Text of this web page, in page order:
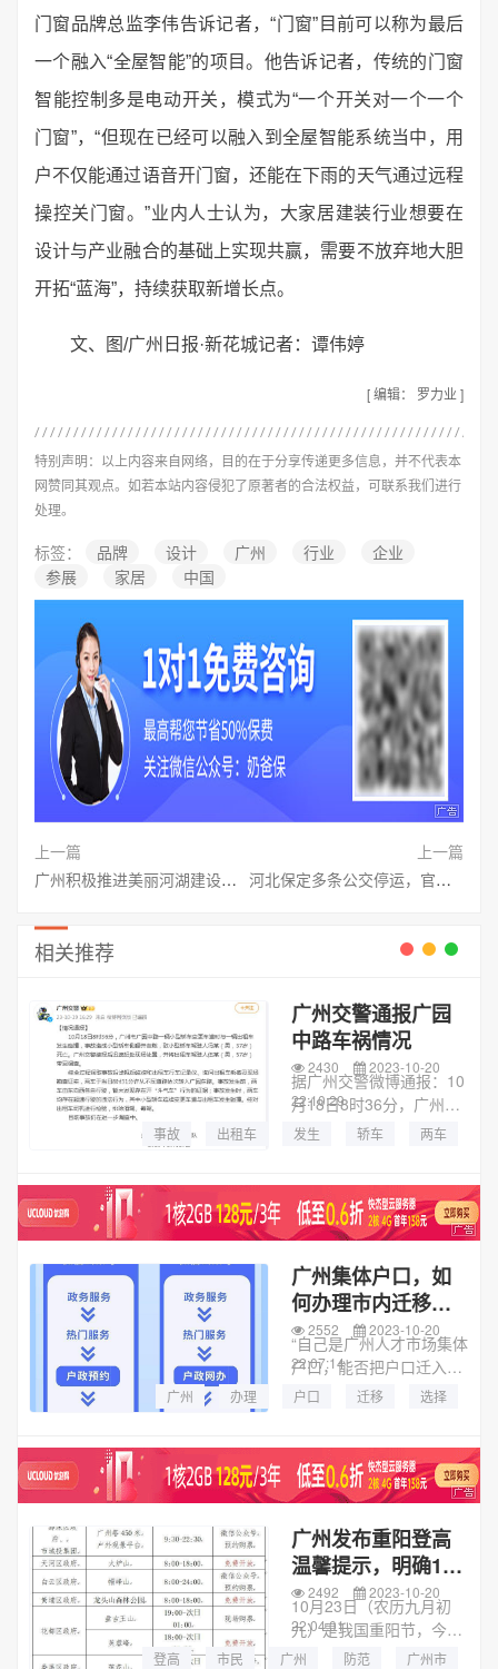
门窗品牌总监李伟告诉记者，“门窗”目前可以称为最后
一个融入“全屋智能”的项目。他告诉记者，传统的门窗
智能控制多是电动开关，模式为“一个开关对一个一个
门窗”，“但现在已经可以融入到全屋智能系统当中，用
户不仅能通过语音开门窗，还能在下雨的天气通过远程
操控关门窗。”业内人士认为，大家居建装行业想要在
设计与产业融合的基础上实现共赢，需要不放弃地大胆
开拓“蓝海”，持续获取新增长点。
文、图/广州日报·新花城记者：谭伟婷
[ 编辑： 罗力业 ]
特别声明：以上内容来自网络，目的在于分享传递更多信息，并不代表本
网赞同其观点。如若本站内容侵犯了原著者的合法权益，可联系我们进行
处理。
标签： 品牌 设计 广州 行业
企业
参展
家居 中国
上一篇
广州积极推进美丽河湖建设，引领水生态治理新方向
上一篇
河北保定多条公交停运，官方回应：暂无力恢复
相关推荐
广州交警通报广园
中路车祸情况
据广州交警微博通报：10
月18日8时36分，广州市
广园中路一辆小型轿车变
车侧翻并自燃，致小型轿
车驾驶人冯某（男，37...
2430
2023-10-20
22:10:29
事故
出租车 发生 轿车 两车
广州集体户口，如
何办理市内迁移业
务？“指引”来了
“自己是广州人才市场集体
户口，能否把户口迁入配
偶叔叔在广州的房产，怎
民刘先生来信咨询。广州
公安户政部门表示，按
照...
2552
2023-10-20
22:07:14
广州
办理 户口 迁移
选择
广州发布重阳登高
温馨提示，明确12
个登高点
10月23日（农历九月初
九）是我国重阳节，今年
重阳恰逢周末，市民群众
2492
2023-10-20
22:04:01
登高
市民 广州 防范
广州市